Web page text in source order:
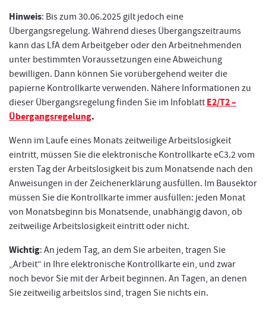
Hinweis: Bis zum 30.06.2025 gilt jedoch eine
Übergangsregelung. Während dieses Übergangszeitraums
kann das LfA dem Arbeitgeber oder den Arbeitnehmenden
unter bestimmten Voraussetzungen eine Abweichung
bewilligen. Dann können Sie vorübergehend weiter die
papierne Kontrollkarte verwenden. Nähere Informationen zu
dieser Übergangsregelung finden Sie im Infoblatt E2/T2 –
Übergangsregelung.
Wenn im Laufe eines Monats zeitweilige Arbeitslosigkeit
eintritt, müssen Sie die elektronische Kontrollkarte eC3.2 vom
ersten Tag der Arbeitslosigkeit bis zum Monatsende nach den
Anweisungen in der Zeichenerklärung ausfüllen. Im Bausektor
müssen Sie die Kontrollkarte immer ausfüllen: jeden Monat
von Monatsbeginn bis Monatsende, unabhängig davon, ob
zeitweilige Arbeitslosigkeit eintritt oder nicht.
Wichtig: An jedem Tag, an dem Sie arbeiten, tragen Sie
„Arbeit“ in Ihre elektronische Kontrollkarte ein, und zwar
noch bevor Sie mit der Arbeit beginnen. An Tagen, an denen
Sie zeitweilig arbeitslos sind, tragen Sie nichts ein.